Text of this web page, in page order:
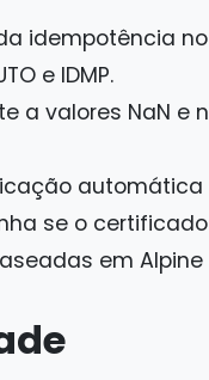
idempotência
e IDMP.
a valores NaN e
automática
se o
em